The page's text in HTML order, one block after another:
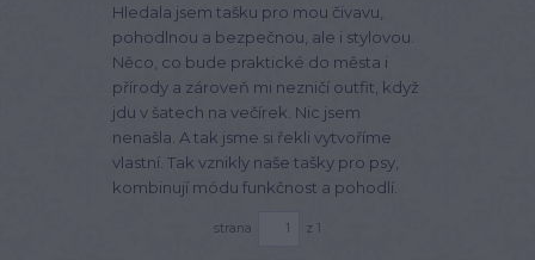
Hledala jsem tašku pro mou čivavu,
pohodlnou a bezpečnou, ale i stylovou.
Něco, co bude praktické do města i
přírody a zároveň mi nezničí outfit, když
jdu v šatech na večírek. Nic jsem
nenašla. A tak jsme si řekli vytvoříme
vlastní. Tak vznikly naše tašky pro psy,
kombinují módu funkčnost a pohodlí.
strana z 1